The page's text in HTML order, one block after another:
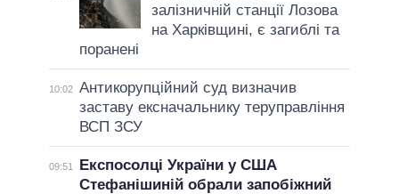
залізничній станції Лозова
на Харківщині, є загиблі та
поранені
10:02 Антикорупційний суд визначив
заставу ексначальнику теруправління
ВСП ЗСУ
09:51
Експосолці України у США
Стефанішиній обрали запобіжний